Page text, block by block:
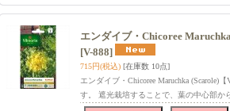
エンダイブ・Chicoree
[V-888]
715円(税込) [在庫数 10点]
エンダイブ・Chicoree Maruchka
す。 遮光栽培することで、葉の中心部か